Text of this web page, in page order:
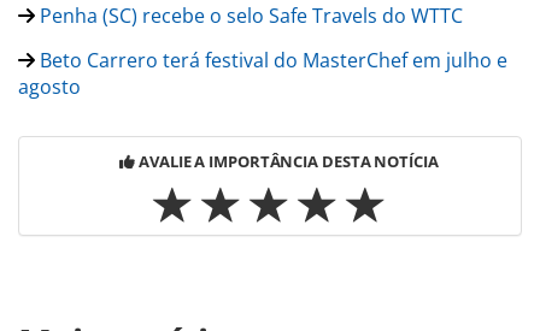
Penha (SC) recebe o selo Safe Travels do WTTC
Beto Carrero terá festival do MasterChef em julho e
agosto
AVALIE A IMPORTÂNCIA DESTA NOTÍCIA